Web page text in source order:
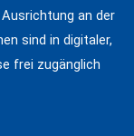
an der
sind in digitaler,
frei zugänglich